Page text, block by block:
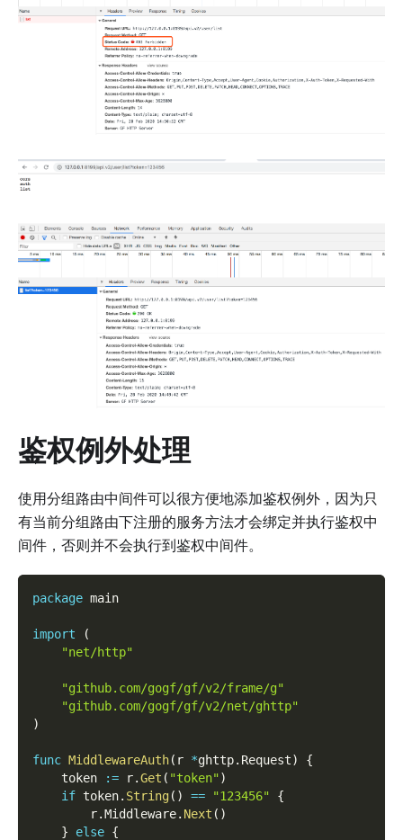
鉴权例外处理
使用分组路由中间件可以很方便地添加鉴权例外，因为只
有当前分组路由下注册的服务方法才会绑定并执行鉴权中
间件，否则并不会执行到鉴权中间件。
package main
import
(
"net/http"
"github.com/gogf/gf/v2/frame/g"
"github.com/gogf/gf/v2/net/ghttp"
)
func MiddlewareAuth( r *ghttp. Request)
{
    token
:= r.Get ( "token")
if token. String( ) == "123456"
{
        r
.Middleware. Next ( )
}
else {